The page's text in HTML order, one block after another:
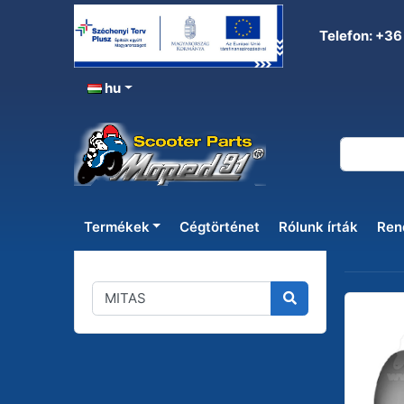
Telefon:
hu
Termékek Cégtörténet Rólunk írták